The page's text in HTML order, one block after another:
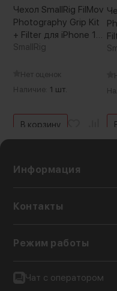
Чехол SmallRig FilMov
Photography Grip Kit
+ Filter для iPhone 17
Pro Max
SmallRig
Нет оценок
Наличие: 1 шт.
В корзину
Информация
Контакты
Режим работы
Чат с оператором